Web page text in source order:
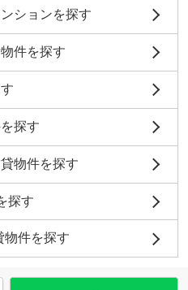
ションを探す
件を探す
探す
物件を探す
探す
物件を探す